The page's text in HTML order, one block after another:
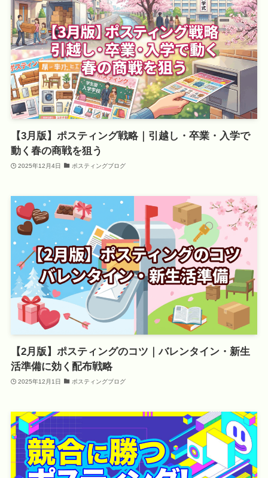
【3月版】ポスティング戦略｜引越し・卒業・入学で
動く春の商戦を狙う
2025年12月4日 ポスティングブログ
【2月版】ポスティングのコツ｜バレンタイン・新生
活準備に効く配布戦略
2025年12月1日 ポスティングブログ